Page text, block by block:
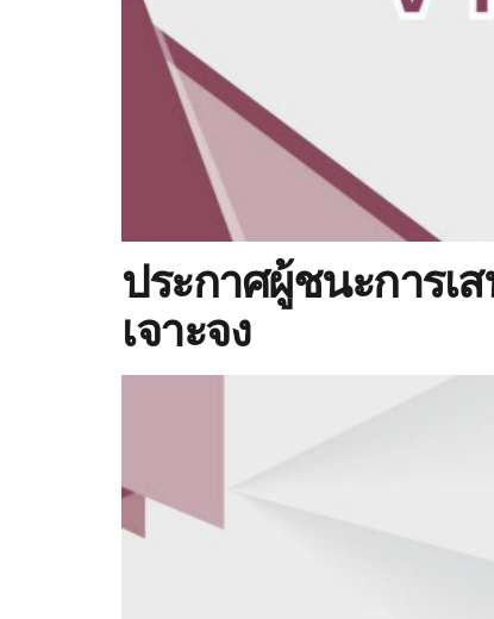
ประกาศผู้ชนะการเ
เจาะจง